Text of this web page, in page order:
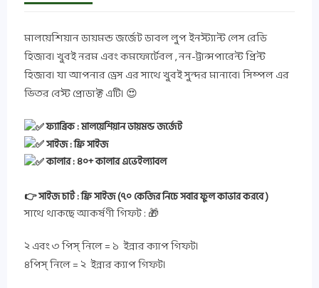
মালয়েশিয়ান ডায়মন্ড জর্জেট ডাবল লুপ ইনস্ট্যান্ট লেস রেডি
হিজাব। খুবই নরম এবং কমফোর্টেবল , নন-ট্রান্সপারেন্ট প্রিন্ট
হিজাব। যা আপনার ড্রেস এর সাথে খুবই সুন্দর মানাবে। সিম্পল এর
ভিতর বেস্ট প্রোডাক্ট এটি। 😍
ফ্যাব্রিক : মালয়েশিয়ান ডায়মন্ড জর্জেট
সাইজ : ফ্রি সাইজ
কালার : ৪০+ কালার এভেইল্যাবল
👉 সাইজ চার্ট : ফ্রি সাইজ (৭০ কেজির নিচে সবার ফুল কাভার করবে )
সাথে থাকছে আকর্ষণী গিফট : 🎁
২ এবং ৩ পিস্ নিলে = ১ ইন্নার ক্যাপ গিফট।
৪পিস্ নিলে = ২ ইন্নার ক্যাপ গিফট।